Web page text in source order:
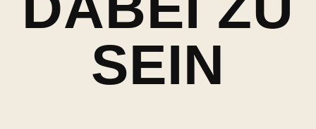
SEIN